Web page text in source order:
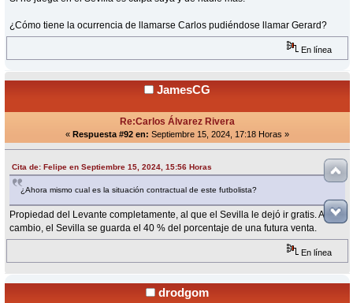
¿Cómo tiene la ocurrencia de llamarse Carlos pudiéndose llamar Gerard?
En línea
JamesCG
Re:Carlos Álvarez Rivera
« Respuesta #92 en: Septiembre 15, 2024, 17:18 Horas »
Cita de: Felipe en Septiembre 15, 2024, 15:56 Horas
¿Ahora mismo cual es la situación contractual de este futbolista?
Propiedad del Levante completamente, al que el Sevilla le dejó ir gratis. A
cambio, el Sevilla se guarda el 40 % del porcentaje de una futura venta.
En línea
drodgom